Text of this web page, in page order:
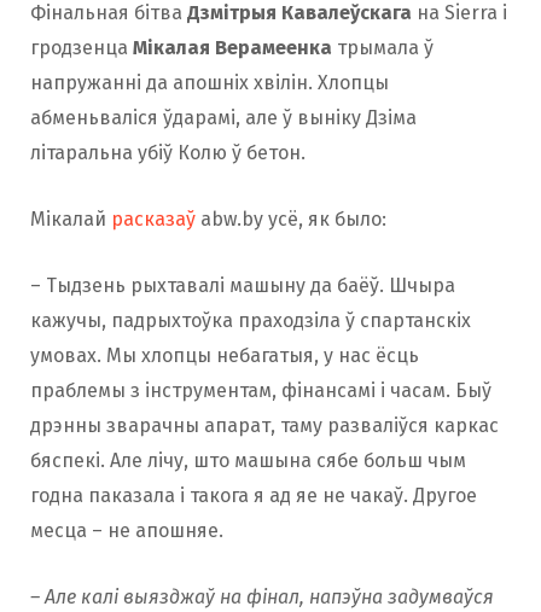
Фінальная бітва Дзмітрыя Кавалеўскага на Sierra і
гродзенца Мікалая Верамеенка трымала ў
напружанні да апошніх хвілін. Хлопцы
абменьваліся ўдарамі, але ў выніку Дзіма
літаральна убіў Колю ў бетон.
Мікалай расказаў abw.by усё, як было:
– Тыдзень рыхтавалі машыну да баёў. Шчыра
кажучы, падрыхтоўка праходзіла ў спартанскіх
умовах. Мы хлопцы небагатыя, у нас ёсць
праблемы з інструментам, фінансамі і часам. Быў
дрэнны зварачны апарат, таму разваліўся каркас
бяспекі. Але лічу, што машына сябе больш чым
годна паказала і такога я ад яе не чакаў. Другое
месца – не апошняе.
– Але калі выязджаў на фінал, напэўна задумваўся